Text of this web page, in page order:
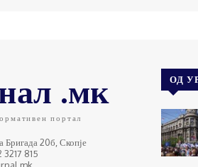
.мк
портал
Бригада 20б, Скопје
815
ОД